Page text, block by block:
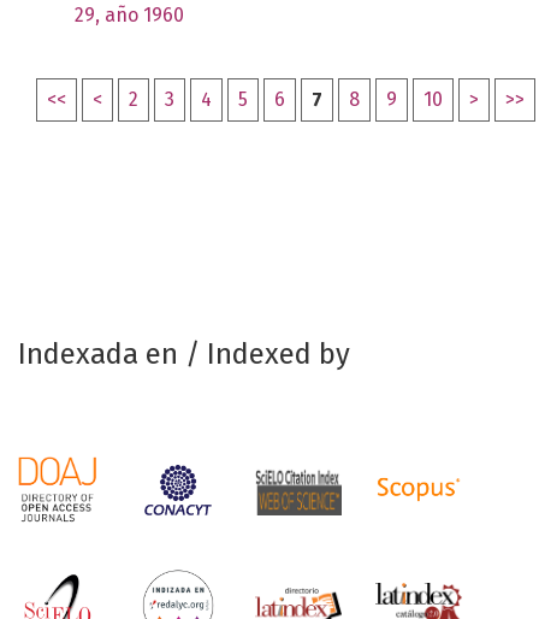
29, año 1960
<< < 2 3 4 5 6 7 8 9 10 > >>
Indexada en / Indexed by